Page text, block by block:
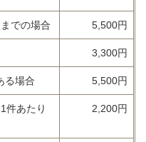
での場合 5,500円
3,300円
る場合 5,500円
件あたり
2,200円